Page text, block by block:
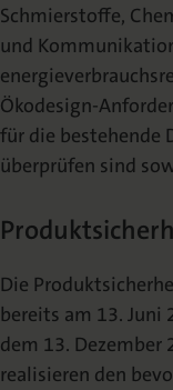
Schmierstoffe,
und
Ökodesign-
für die bestehende
überprüfen sind
Die
bereits am 13.
dem 13.
realisieren den